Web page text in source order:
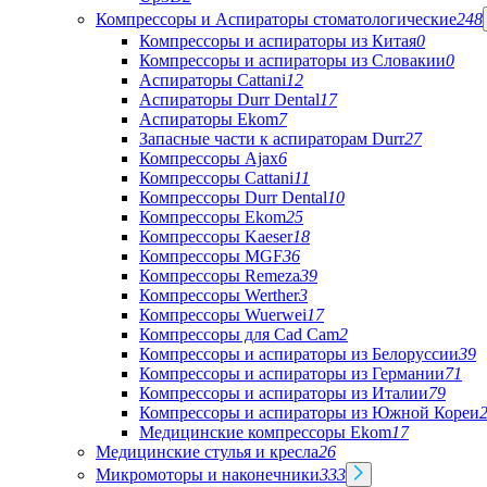
Компрессоры и Аспираторы стоматологические248
Компрессоры и аспираторы из Китая0
Компрессоры и аспираторы из Словакии0
Аспираторы Cattani12
Аспираторы Durr Dental17
Аспираторы Ekom7
Запасные части к аспираторам Durr27
Компрессоры Ajax6
Компрессоры Cattani11
Компрессоры Durr Dental10
Компрессоры Ekom25
Компрессоры Kaeser18
Компрессоры MGF36
Компрессоры Remeza39
Компрессоры Werther3
Компрессоры Wuerwei17
Компрессоры для Cad Cam2
Компрессоры и аспираторы из Белоруссии39
Компрессоры и аспираторы из Германии71
Компрессоры и аспираторы из Италии79
Компрессоры и аспираторы из Южной Кореи2
Медицинские компрессоры Ekom17
Медицинские стулья и кресла26
Микромоторы и наконечники333